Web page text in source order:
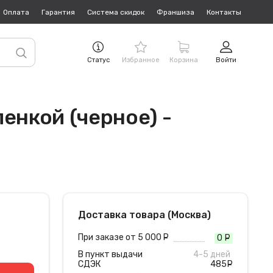
Оплата Гарантия Система скидок Франшиза Контакты
Статус Избранное Корзина Войти
(черное) -
Доставка товара (Москва)
При заказе от 5 000 0
В пункт выдачи
СДЭК
4-5 дней
485